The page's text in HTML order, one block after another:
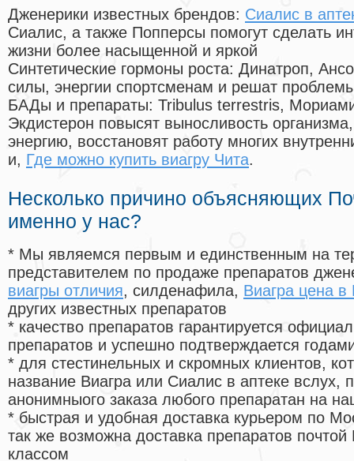
Дженерики известных брендов: Сиалис в
Сиалис, а также Попперсы помогут сделать
жизни более насыщенной и яркой
Синтетические гормоны роста: Динатроп,
силы, энергии спортсменам и решат
БАДы и препараты: Tribulus terrestris,
Экдистерон повысят выносливость
энергию, восстановят работу многих
и, Где можно купить виагру Чита.
Несколько причино объясняющих
именно у нас?
* Мы являемся первым и единственным на
представителем по продаже препаратов
виагры отличия, силденафила, Виагра цена в
других известных препаратов
* качество препаратов гарантируется
препаратов и успешно подтверждается
* для стестинельных и скромных клиентов,
название Виагра или Сиалис в аптеке вслух,
анонимныого заказа любого препаратан на
* быстрая и удобная доставка курьером по
так же возможна доставка препаратов
классом